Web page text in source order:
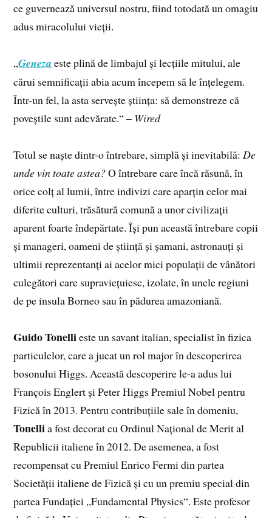
ce guvernează universul nostru, fiind totodată un omagiu
adus miracolului vieții.
„Geneza este plină de limbajul și lecțiile mitului, ale
cărui semnificații abia acum începem să le înțelegem.
Într-un fel, la asta servește știința: să demonstreze că
poveștile sunt adevărate.“ – Wired
Totul se naște dintr-o întrebare, simplă și inevitabilă:De
unde vin toate astea?O întrebare care încă răsună, în
orice colț al lumii, între indivizi care aparțin celor mai
diferite culturi, trăsătură comună a unor civilizații
aparent foarte îndepărtate. Își pun această întrebare copii
și manageri, oameni de știință și șamani, astronauți și
ultimii reprezentanți ai acelor mici populații de vânători
culegători care supraviețuiesc, izolate, în unele regiuni
de pe insula Borneo sau în pădurea amazoniană.
Guido Tonellieste un savant italian, specialist în fizica
particulelor, care a jucat un rol major în descoperirea
bosonului Higgs. Această descoperire le-a adus lui
François Englert și Peter Higgs Premiul Nobel pentru
Fizică în 2013. Pentru contribuțiile sale în domeniu,
Tonellia fost decorat cu Ordinul Național de Merit al
Republicii italiene în 2012. De asemenea, a fost
recompensat cu Premiul Enrico Fermi din partea
Societății italiene de Fizică și cu un premiu special din
partea Fundației „Fundamental Physics“. Este profesor